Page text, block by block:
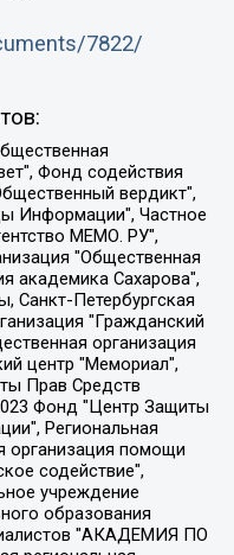
7822/
с ограниченной ответственностью Издательский дом "Новая глава", Айнбиндер Александра Александровна, Московский комьюнити-центр для ЛГБТ+инициатив, Благотворительный фонд развития филантропии, Deutsche Welle (Германия, Kurt-Schumacher-Strasse 3, 53113 Bonn), Борзунова Мария Михайловна, Воробьев Виктор Викторович, Голубева Анна Львовна, Константинова Алла Михайловна, Малкова Ирина Владимировна, Мурадов Мурад Абдулгалимович, Осетинская Елизавета Николаевна, Понасенков Евгений Николаевич, Ганапольский Матвей Юрьевич, Киселев Евгений Алексеевич, Борухович Ирина Григорьевна, Дремин Иван Тимофеевич, Дубровский Дмитрий Викторович, Красноярская региональная общественная организация поддержки и развития альтернативных образовательных технологий и межкультурных коммуникаций "ИНТЕРРА", Маяковская Екатерина Алексеевна, Фейгин Марк Захарович, Филимонов Андрей Викторович, Дзугкоева Регина Николаевна, Доброхотов Роман Александрович, Дудь Юрий Александрович, Елкин Сергей Владимирович, Кругликов Кирилл Игоревич, Сабунаева Мария Леонидовна, Семенов Алексей Владимирович, Шаинян Карен Багратович, Шульман Екатерина Михайловна, Асафьев Артур Валерьевич, Вахштайн Виктор Семенович, Венедиктов Алексей Алексеевич, Лушникова Екатерина Евгеньевна, Волков Леонид Михайлович, Невзоров Александр Глебович, Пархоменко Сергей Борисович, Сироткин Ярослав Николаевич, Кара-Мурза Владимир Владимирович, Баранова Наталья Владимировна, Гозман Леонид Яковлевич, Кагарлицкий Борис Юльевич, Климарев Михаил Валерьевич, Милов Владимир Станиславович, Автономная некоммерческая организация Краснодарский центр современного искусства "Типография", Моргенштерн Алишер Тагирович, Соболь Любовь Эдуардовна, Общество с ограниченной ответственностью "ЛИЗА НОРМ", Каспаров Гарри Кимович, Ходорковский Михаил Борисович, Общество с ограниченной ответственностью "Апрельские тезисы", Данилович Ирина Брониславовна, Кашин Олег Владимирович, Петров Николай Владимирович, Пивоваров Алексей Владимирович, Соколов Михаил Владимирович, Цветкова Юлия Владимировна, Чичваркин Евгений Александрович, Комитет против пыток/Команда против пыток, Общество с ограниченной ответственностью "Первый научный", Общество с ограниченной ответственностью "Вертолет и ко", Белоцерковская Вероника Борисовна, Кац Максим Евгеньевич, Лазарева Татьяна Юрьевна, Шаведдинов Руслан Табризович, Яшин Илья Валерьевич, Общество с ограниченной ответственностью "Иноагент ААВ", Алешковский Дмитрий Петрович, Альбац Евгения Марковна, Быков Дмитрий Львович, Галямина Юлия Евгеньевна, Лойко Сергей Леонидович, Мартынов Кирилл Константинович, Медведев Сергей Александрович, Крашенинников Федор Геннадиевич, Гордеева Катерина Вл